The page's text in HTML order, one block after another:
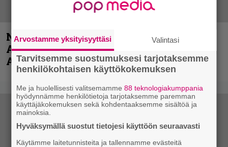
Näin lähtee Ghostin Tobias Forgelta
Accept – menossa mukana myös
Anthrax- ja Korn-miehistöä
Arvostamme yksityisyyttäsi Valintasi
Tarvitsemme suostumuksesi tarjotaksemme
henkilökohtaisen käyttökokemuksen
Me ja huolellisesti valitsemamme88 teknologiakumppania
hyödynnämme henkilötietoja tarjotaksemme paremman
käyttäjäkokemuksen sekä kohdentaaksemme sisältöä ja
mainoksia.
Hyväksymällä suostut tietojesi käyttöön seuraavasti
Käytämme laitetunnisteita ja tallennamme evästeitä